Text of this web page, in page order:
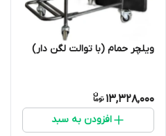
ویلچر حمام (با توالت لگن دار)
13,328,000
افزودن به سبد